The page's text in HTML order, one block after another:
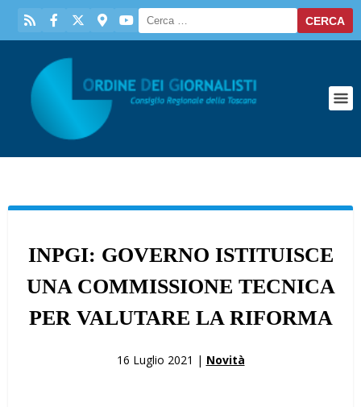
INPGI: GOVERNO ISTITUISCE
UNA COMMISSIONE TECNICA
PER VALUTARE LA RIFORMA
16 Luglio 2021 | Novità